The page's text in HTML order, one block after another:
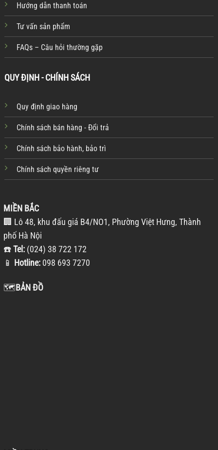
Hướng dẫn thanh toán
Tư vấn sản phẩm
FAQs – Câu hỏi thường gặp
QUY ĐỊNH - CHÍNH SÁCH
Quy định giao hàng
Chính sách bán hàng - Đổi trả
Chính sách bảo hành, bảo trì
Chính sách quyền riêng tư
MIỀN BẮC
🏢 Lô 48, khu đấu giá B4/NO1, Phường Việt Hưng, Thành
phố Hà Nội
☎️Tel: (024) 38 722 172
📱 Hotline: 098 693 7270
🗺️BẢN ĐỒ